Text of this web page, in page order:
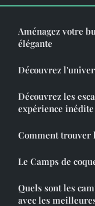
Aménagez votre
élégante
Découvrez
Découvrez les
expérience inédite
Comment trouver
Le Camps de
Quels sont les
avec les